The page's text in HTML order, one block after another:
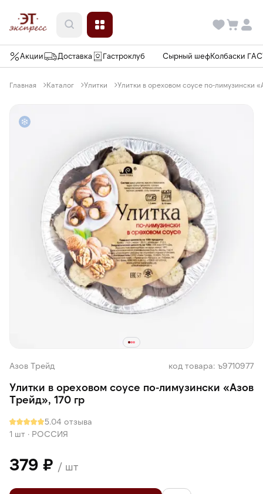
Акции Доставка Гастроклуб Сырный шефКолбаски
Главная Каталог Улитки Улитки в ореховом соусе по-лимузински
Азов Трейд код товара: ъ9710977
Улитки в ореховом соусе по-лимузински «Азов
Трейд», 170 гр
5.04 отзыва
1 шт · РОССИЯ
379 ₽ / шт